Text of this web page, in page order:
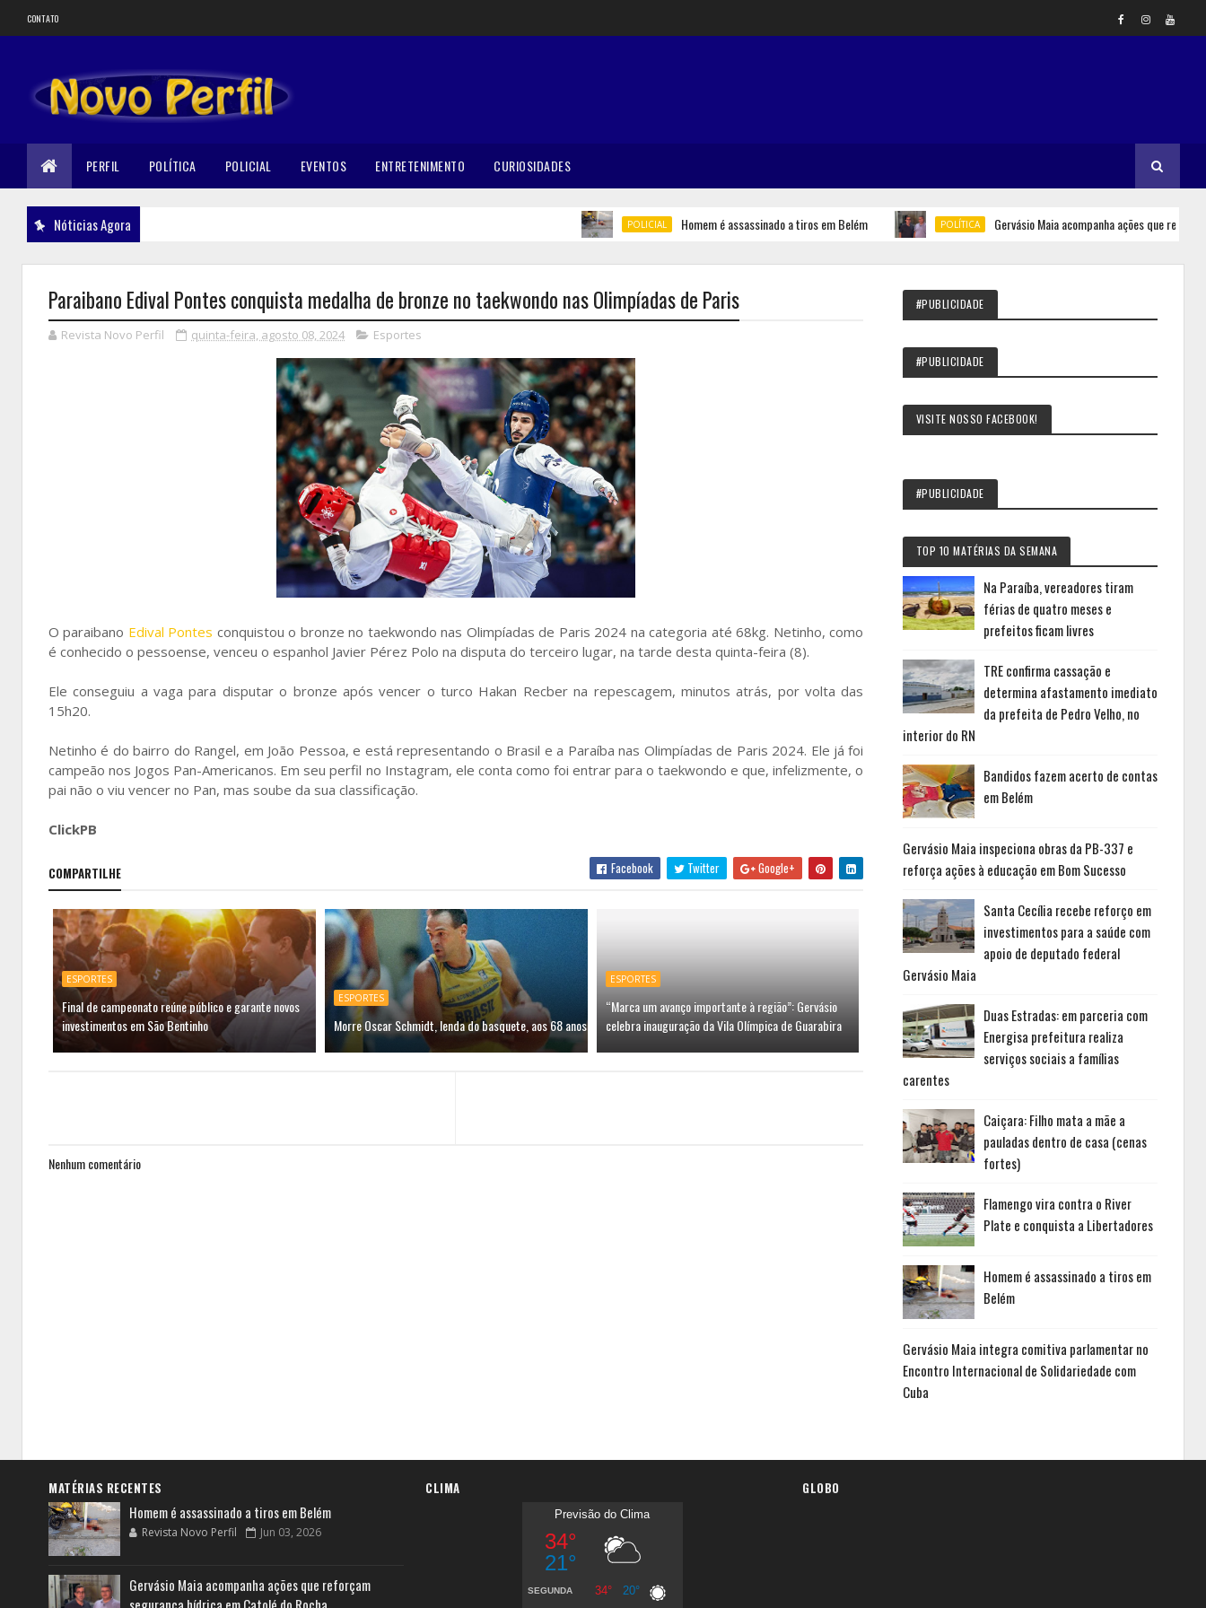
CONTATO
PERFIL POLÍTICA POLICIAL EVENTOS ENTRETENIMENTO CURIOSIDADES
Nóticias Agora POLICIAL Homem é assassinado a tiros em Belém POLÍTICA Gervásio Maia acompanha ações que reforçam
Paraibano Edival Pontes conquista medalha de bronze no taekwondo nas Olimpíadas de Paris
Revista Novo Perfil quinta-feira, agosto 08, 2024 Esportes
O paraibano Edival Pontes conquistou o bronze no taekwondo nas Olimpíadas de Paris 2024 na categoria até 68kg. Netinho, como
é conhecido o pessoense, venceu o espanhol Javier Pérez Polo na disputa do terceiro lugar, na tarde desta quinta-feira (8).
Ele conseguiu a vaga para disputar o bronze após vencer o turco Hakan Recber na repescagem, minutos atrás, por volta das
15h20.
Netinho é do bairro do Rangel, em João Pessoa, e está representando o Brasil e a Paraíba nas Olimpíadas de Paris 2024. Ele já foi
campeão nos Jogos Pan-Americanos. Em seu perfil no Instagram, ele conta como foi entrar para o taekwondo e que, infelizmente, o
pai não o viu vencer no Pan, mas soube da sua classificação.
ClickPB
COMPARTILHE Facebook Twitter Google+
ESPORTES
Final de campeonato reúne público e garante novos
investimentos em São Bentinho
ESPORTES
Morre Oscar Schmidt, lenda do basquete, aos 68 anos
ESPORTES
“Marca um avanço importante à região”: Gervásio
celebra inauguração da Vila Olímpica de Guarabira
Nenhum comentário
#PUBLICIDADE
#PUBLICIDADE
VISITE NOSSO FACEBOOK!
#PUBLICIDADE
TOP 10 MATÉRIAS DA SEMANA
Na Paraíba, vereadores tiram
férias de quatro meses e
prefeitos ficam livres
TRE confirma cassação e
determina afastamento imediato
da prefeita de Pedro Velho, no
interior do RN
Bandidos fazem acerto de contas
em Belém
Gervásio Maia inspeciona obras da PB-337 e
reforça ações à educação em Bom Sucesso
Santa Cecília recebe reforço em
investimentos para a saúde com
apoio de deputado federal
Gervásio Maia
Duas Estradas: em parceria com
Energisa prefeitura realiza
serviços sociais a famílias
carentes
Caiçara: Filho mata a mãe a
pauladas dentro de casa (cenas
fortes)
Flamengo vira contra o River
Plate e conquista a Libertadores
Homem é assassinado a tiros em
Belém
Gervásio Maia integra comitiva parlamentar no
Encontro Internacional de Solidariedade com
Cuba
MATÉRIAS RECENTES
Homem é assassinado a tiros em Belém
Revista Novo Perfil Jun 03, 2026
Gervásio Maia acompanha ações que reforçam
CLIMA GLOBO